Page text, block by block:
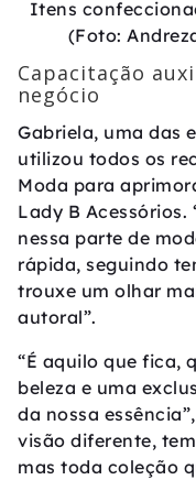
Itens
(Foto:
Capacitação
negócio
Gabriela, uma das
utilizou todos os
Moda para
Lady B
nessa parte de
rápida, seguindo
trouxe um olhar
autoral”.
“É aquilo que fica,
beleza e uma
da nossa
visão diferente,
mas toda coleção